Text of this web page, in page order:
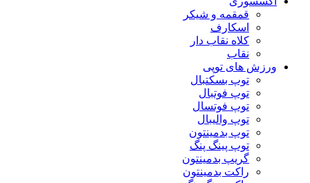
قمقمه و شیکر
اسکارف
کلاه نقاب دار
نقاب
ورزش های توپی
توپ بسکتبال
توپ فوتبال
توپ فوتسال
توپ والیبال
توپ بدمینتون
توپ پینگ پنگ
گریپ بدمینتون
راکت بدمینتون